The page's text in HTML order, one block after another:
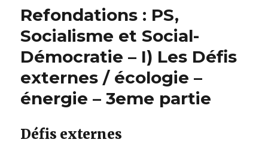
Refondations : PS,
Socialisme et Social-
Démocratie – I) Les Défis
externes / écologie –
énergie – 3eme partie
Défis externes